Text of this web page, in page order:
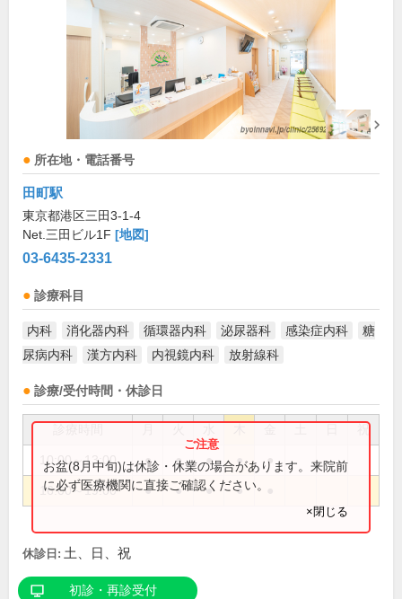
所在地・電話番号
田町駅
東京都港区三田3-1-4
Net.三田ビル1F [地図]
03-6435-2331
診療科目
内科 消化器内科 循環器内科 泌尿器科 感染症内科
糖
尿病内科
漢方内科 内視鏡内科 放射線科
診療/受付時間・休診日
祝
10:00～13:00 ● ● ● ● ●
16:00～19:00 ● ● ● ●
お盆(8月中旬)は休診・休業の場合があります。来院前
に必ず医療機関に直接ご確認ください。
×閉じる
休診日: 土、日、祝
初診・再診受付